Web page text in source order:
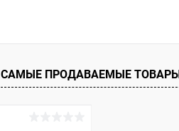
К сравнению
Под заказ
САМЫЕ ПРОДАВАЕМЫЕ ТОВАРЫ